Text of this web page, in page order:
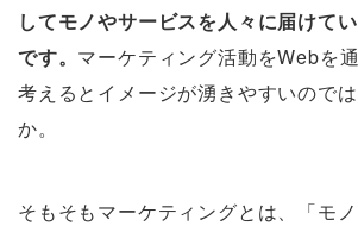
してモノやサービスを人々に届けてい
です。 マーケティング活動をWebを
考えるとイメージが湧きやすいので
か。
そもそもマーケティングとは、「モ